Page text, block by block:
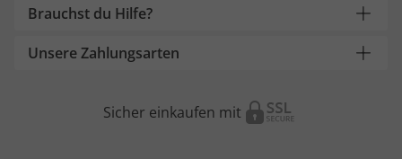
Brauchst du Hilfe?
Unsere Zahlungsarten
Sicher einkaufen mit